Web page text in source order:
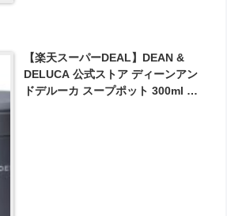
【楽天スーパーDEAL】DEAN &
DELUCA 公式ストア ディーンアン
ドデルーカ スープポット 300ml が